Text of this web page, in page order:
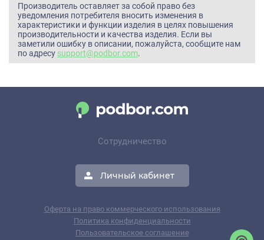
Производитель оставляет за собой право без
уведомления потребителя вносить изменения в
характеристики и функции изделия в целях повышения
производительности и качества изделия. Если вы
заметили ошибку в описании, пожалуйста, сообщите нам
по адресу support@podbor.com.
Сотрудничество
Личный кабинет
Оферта на право коммерческого использования
Политика конфиденциальности
Пользовательское соглашение